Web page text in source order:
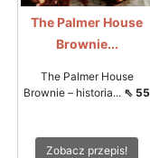
The Palmer House
Brownie...
The Palmer House
Brownie – historia... ⇖ 55
Zobacz przepis!